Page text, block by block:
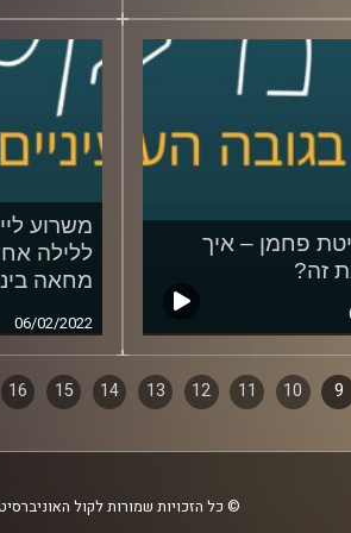
פחמן – איך
זה?
משרוע
ללילה
מחאה
06/02/2022
9
10
11
12
13
14
15
16
© כל הזכויות שמורות לקול